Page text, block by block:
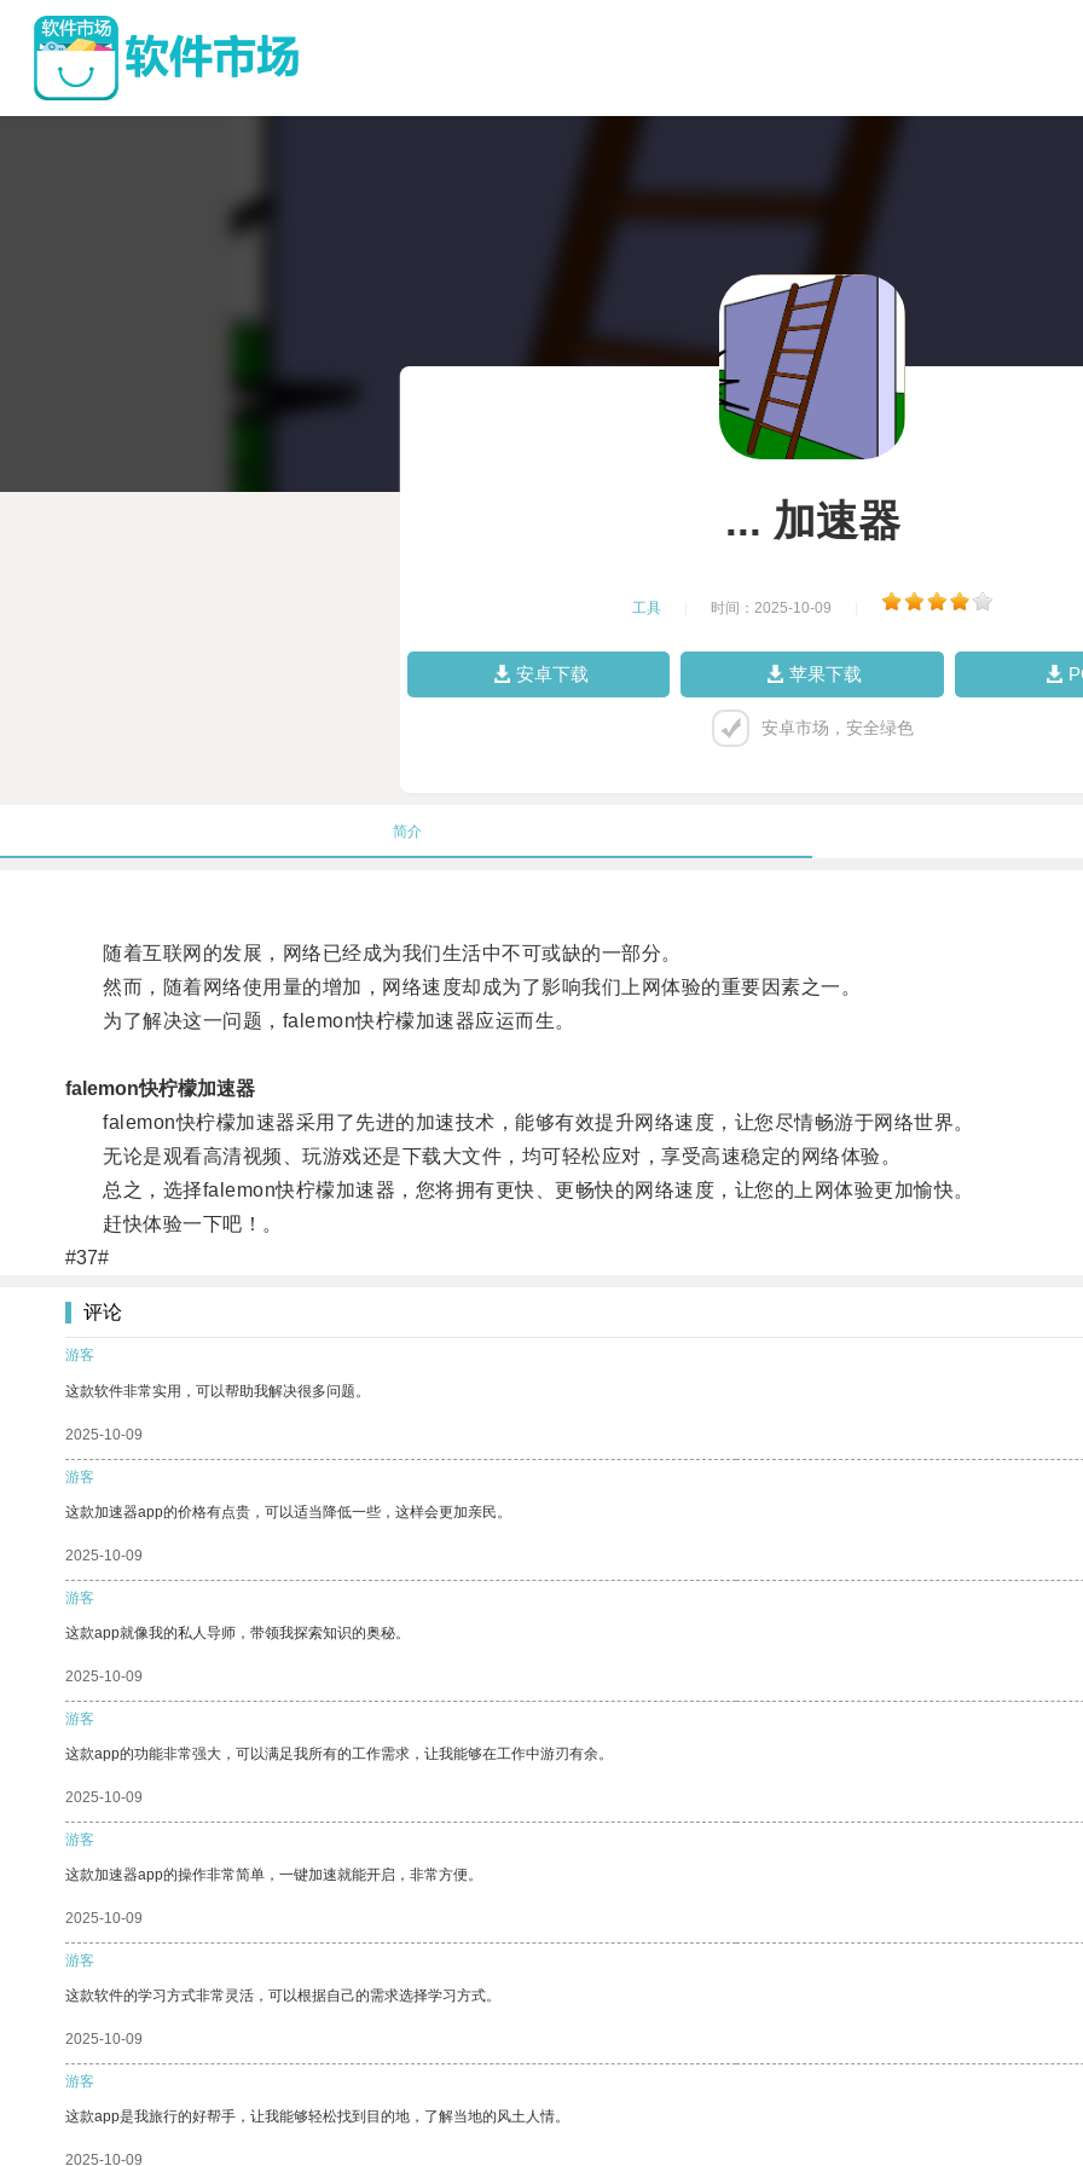
... 加速器
工具 时间：2025-10-09
安卓下载 苹果下载
安卓市场，安全绿色
简介
随着互联网的发展，网络已经成为我们生活中不可或缺的一部分。
然而，随着网络使用量的增加，网络速度却成为了影响我们上网体验的重要因素之一。
为了解决这一问题，falemon快柠檬加速器应运而生。
falemon快柠檬加速器
falemon快柠檬加速器采用了先进的加速技术，能够有效提升网络速度，让您尽情畅游于网络世界。
无论是观看高清视频、玩游戏还是下载大文件，均可轻松应对，享受高速稳定的网络体验。
总之，选择falemon快柠檬加速器，您将拥有更快、更畅快的网络速度，让您的上网体验更加愉快。
赶快体验一下吧！。
#37#
评论
游客
这款软件非常实用，可以帮助我解决很多问题。
2025-10-09
游客
这款加速器app的价格有点贵，可以适当降低一些，这样会更加亲民。
2025-10-09
游客
这款app就像我的私人导师，带领我探索知识的奥秘。
2025-10-09
游客
这款app的功能非常强大，可以满足我所有的工作需求，让我能够在工作中游刃有余。
2025-10-09
游客
这款加速器app的操作非常简单，一键加速就能开启，非常方便。
2025-10-09
游客
这款软件的学习方式非常灵活，可以根据自己的需求选择学习方式。
2025-10-09
游客
这款app是我旅行的好帮手，让我能够轻松找到目的地，了解当地的风土人情。
2025-10-09